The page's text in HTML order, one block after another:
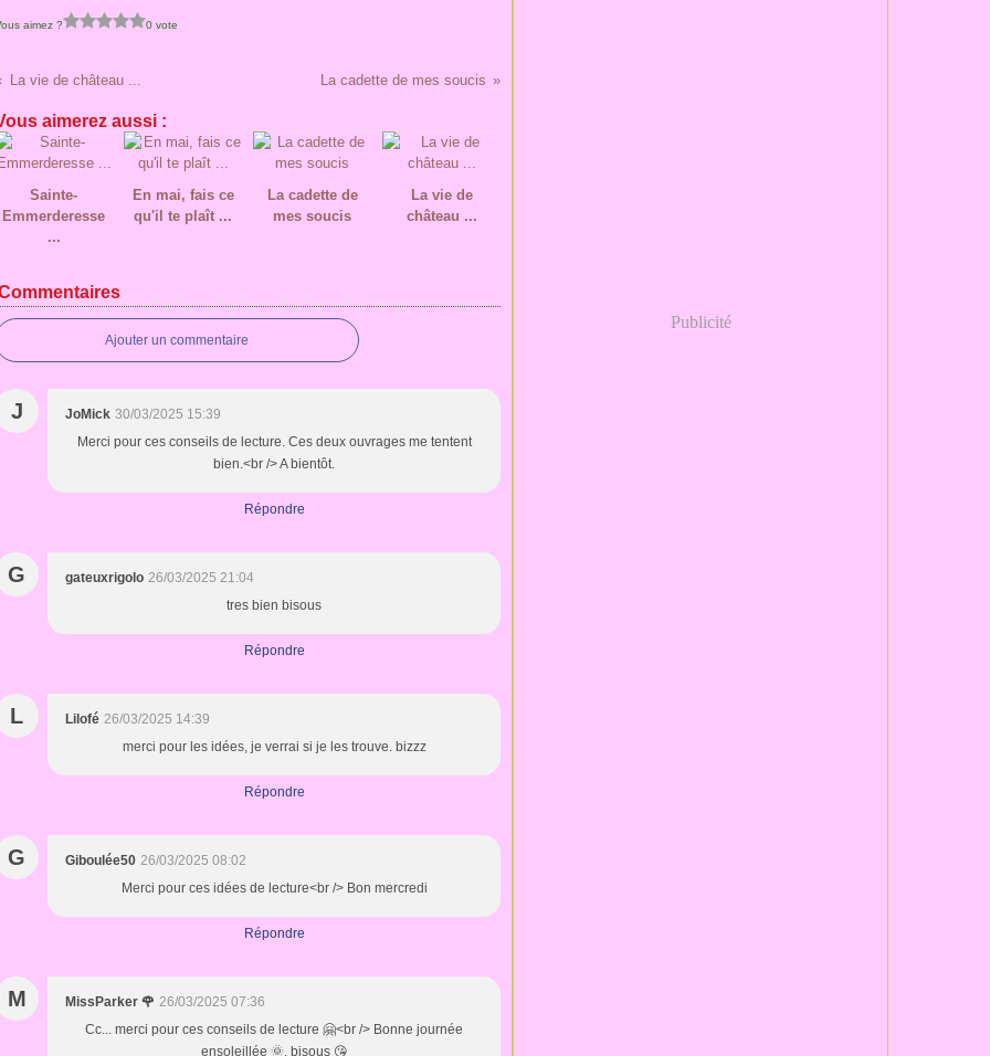
aimez ? 0 vote
La vie de château ... La cadette de mes soucis
aimerez aussi :
Sainte-
Emmerderesse
...
En mai, fais ce
qu'il te plaît ...
La cadette de
mes soucis
La vie de
château ...
Ajouter un commentaire
J JoMick 30/03/2025 15:39
Merci pour ces conseils de lecture. Ces deux ouvrages me tentent
bien.<br /> A bientôt.
Répondre
G gateuxrigolo 26/03/2025 21:04
tres bien bisous
Répondre
L Lilofé 26/03/2025 14:39
merci pour les idées, je verrai si je les trouve. bizzz
Répondre
G Giboulée50 26/03/2025 08:02
Merci pour ces idées de lecture<br /> Bon mercredi
Répondre
M MissParker 🌹 26/03/2025 07:36
Cc... merci pour ces conseils de lecture 🤗<br /> Bonne journée
ensoleillée 🌞, bisous 😘
Publicité